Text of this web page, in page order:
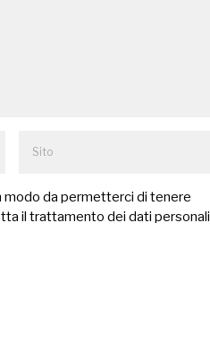
modo da permetterci di tenere
il trattamento dei dati personali